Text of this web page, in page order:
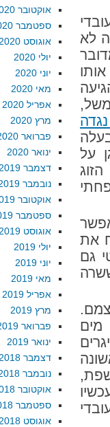
לא
על
את
גם
מים
אוקטובר 2020
ספטמבר 2020
אוגוסט 2020
יולי 2020
יוני 2020
מאי 2020
אפריל 2020
מרץ 2020
פברואר 2020
ינואר 2020
דצמבר 2019
נובמבר 2019
אוקטובר 2019
ספטמבר 2019
אוגוסט 2019
יולי 2019
יוני 2019
מאי 2019
אפריל 2019
מרץ 2019
פברואר 2019
ינואר 2019
דצמבר 2018
נובמבר 2018
אוקטובר 2018
ספטמבר 2018
אוגוסט 2018